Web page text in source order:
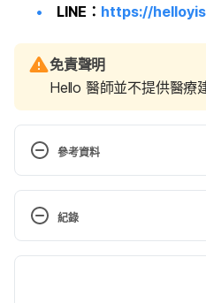
LINE： https://
免責聲明
Hello 醫師並不提供醫療
參考資料
類鼻疽（衛生福利部疾病管
https://www.cdc.gov.tw/
紀錄